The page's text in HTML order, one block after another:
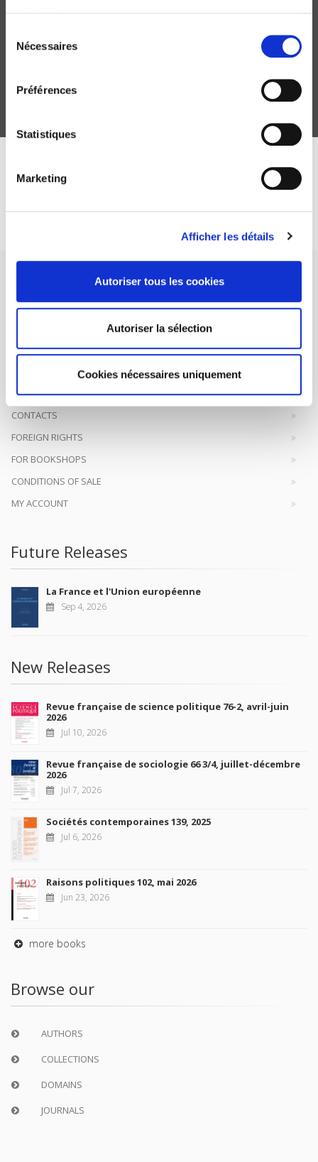
Nécessaires
Préférences
Statistiques
Marketing
Afficher les détails
Autoriser tous les cookies
Autoriser la sélection
Cookies nécessaires uniquement
DISCOVER OUR JOURNALS
Subscribe today
original research, to edit reference works for student use, and to
help public and political debate. continue
CONTACTS
FOREIGN RIGHTS
FOR BOOKSHOPS
CONDITIONS OF SALE
MY ACCOUNT
Future Releases
La France et l'Union européenne
Sep 4, 2026
New Releases
Revue française de science politique 76-2, avril-juin
2026
Jul 10, 2026
Revue française de sociologie 66 3/4, juillet-décembre
2026
Jul 7, 2026
Sociétés contemporaines 139, 2025
Jul 6, 2026
Raisons politiques 102, mai 2026
Jun 23, 2026
more books
Browse our
AUTHORS
COLLECTIONS
DOMAINS
JOURNALS